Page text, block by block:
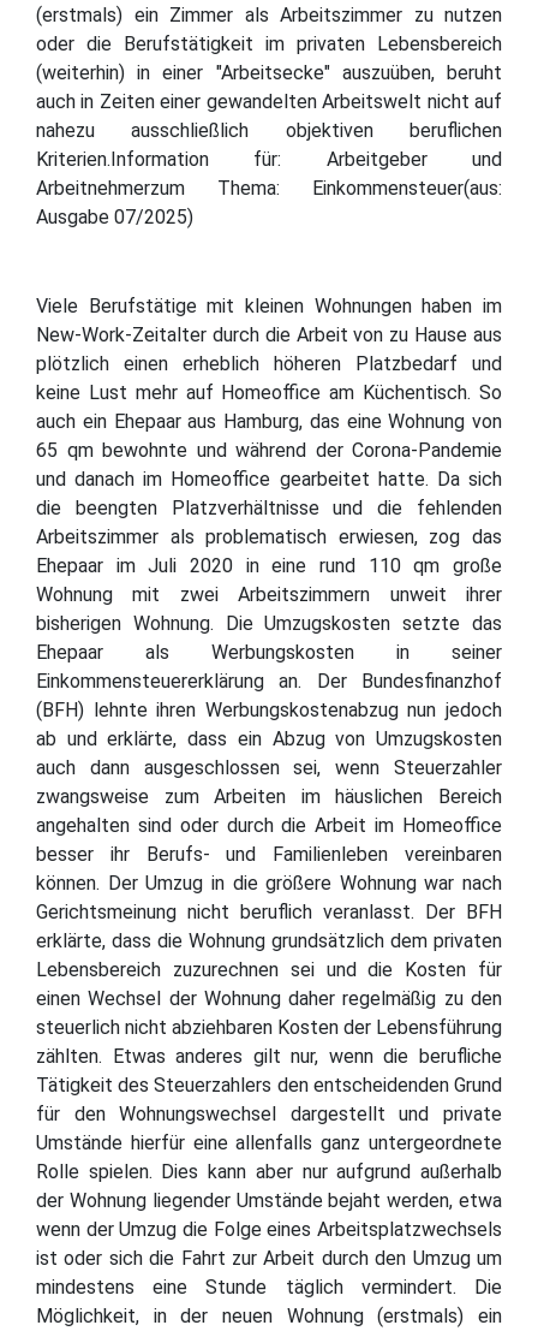
(erstmals) ein Zimmer als Arbeitszimmer zu nutzen
oder die Berufstätigkeit im privaten Lebensbereich
(weiterhin) in einer "Arbeitsecke" auszuüben, beruht
auch in Zeiten einer gewandelten Arbeitswelt nicht auf
nahezu ausschließlich objektiven beruflichen
Kriterien.Information für: Arbeitgeber und
Arbeitnehmerzum Thema: Einkommensteuer(aus:
Ausgabe 07/2025)
Viele Berufstätige mit kleinen Wohnungen haben im
New-Work-Zeitalter durch die Arbeit von zu Hause aus
plötzlich einen erheblich höheren Platzbedarf und
keine Lust mehr auf Homeoffice am Küchentisch. So
auch ein Ehepaar aus Hamburg, das eine Wohnung von
65 qm bewohnte und während der Corona-Pandemie
und danach im Homeoffice gearbeitet hatte. Da sich
die beengten Platzverhältnisse und die fehlenden
Arbeitszimmer als problematisch erwiesen, zog das
Ehepaar im Juli 2020 in eine rund 110 qm große
Wohnung mit zwei Arbeitszimmern unweit ihrer
bisherigen Wohnung. Die Umzugskosten setzte das
Ehepaar als Werbungskosten in seiner
Einkommensteuererklärung an. Der Bundesfinanzhof
(BFH) lehnte ihren Werbungskostenabzug nun jedoch
ab und erklärte, dass ein Abzug von Umzugskosten
auch dann ausgeschlossen sei, wenn Steuerzahler
zwangsweise zum Arbeiten im häuslichen Bereich
angehalten sind oder durch die Arbeit im Homeoffice
besser ihr Berufs- und Familienleben vereinbaren
können. Der Umzug in die größere Wohnung war nach
Gerichtsmeinung nicht beruflich veranlasst. Der BFH
erklärte, dass die Wohnung grundsätzlich dem privaten
Lebensbereich zuzurechnen sei und die Kosten für
einen Wechsel der Wohnung daher regelmäßig zu den
steuerlich nicht abziehbaren Kosten der Lebensführung
zählten. Etwas anderes gilt nur, wenn die berufliche
Tätigkeit des Steuerzahlers den entscheidenden Grund
für den Wohnungswechsel dargestellt und private
Umstände hierfür eine allenfalls ganz untergeordnete
Rolle spielen. Dies kann aber nur aufgrund außerhalb
der Wohnung liegender Umstände bejaht werden, etwa
wenn der Umzug die Folge eines Arbeitsplatzwechsels
ist oder sich die Fahrt zur Arbeit durch den Umzug um
mindestens eine Stunde täglich vermindert. Die
Möglichkeit, in der neuen Wohnung (erstmals) ein